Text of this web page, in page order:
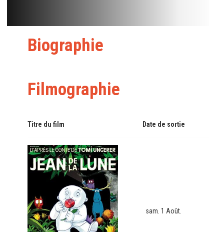
Biographie
Filmographie
Titre du film Date de sortie
sam. 1 Août.